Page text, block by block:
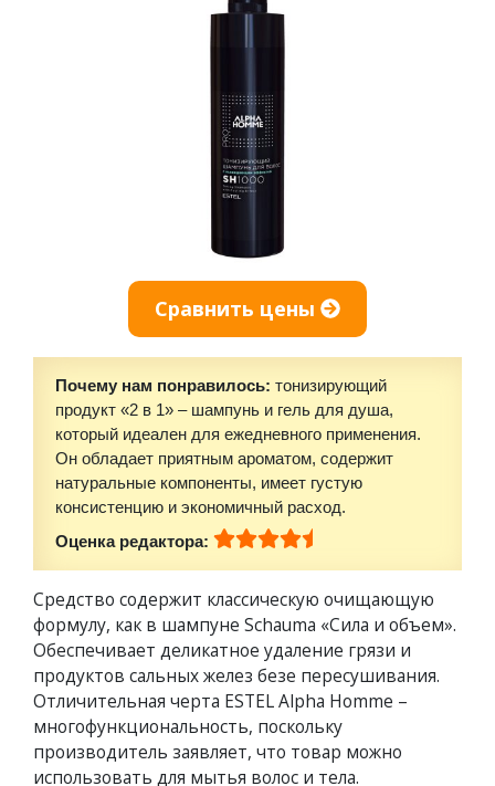
Сравнить цены
Почему нам понравилось: тонизирующий
продукт «2 в 1» – шампунь и гель для душа,
который идеален для ежедневного применения.
Он обладает приятным ароматом, содержит
натуральные компоненты, имеет густую
консистенцию и экономичный расход.
Оценка редактора:
Средство содержит классическую очищающую
формулу, как в шампуне Schauma «Сила и объем».
Обеспечивает деликатное удаление грязи и
продуктов сальных желез безе пересушивания.
Отличительная черта ESTEL Alpha Homme –
многофункциональность, поскольку
производитель заявляет, что товар можно
использовать для мытья волос и тела.